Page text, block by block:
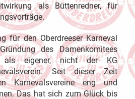
als Büttenredner, für
für den Oberdreeser Karneval
des Damenkomitees
als eigener, nicht der KG
Seit dieser Zeit
Karnevalsvereine eng und
Das hat sich zum Glück bis